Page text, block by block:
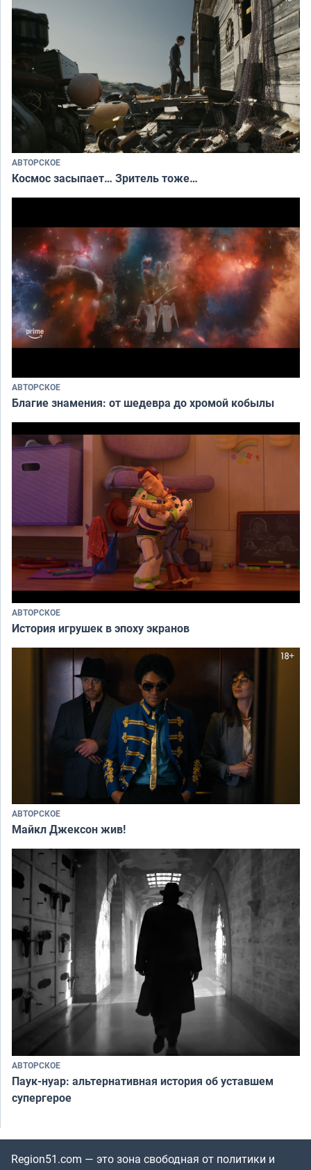
АВТОРСКОЕ
Космос засыпает… Зритель тоже…
АВТОРСКОЕ
Благие знамения: от шедевра до хромой кобылы
АВТОРСКОЕ
История игрушек в эпоху экранов
АВТОРСКОЕ
Майкл Джексон жив!
АВТОРСКОЕ
Паук-нуар: альтернативная история об уставшем
супергерое
Region51.com — это зона свободная от политики и